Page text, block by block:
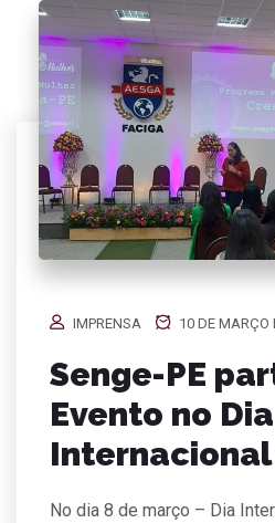
IMPRENSA 10 DE MARÇO
Senge-PE
Evento no Dia
No dia 8 de março – Dia